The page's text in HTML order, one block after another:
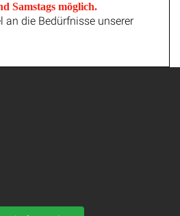
Samstags möglich.
an die Bedürfnisse unserer